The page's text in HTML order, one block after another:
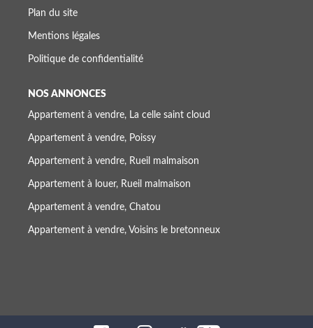
Plan du site
Mentions légales
Politique de confidentialité
NOS ANNONCES
Appartement à vendre, La celle saint cloud
Appartement à vendre, Poissy
Appartement à vendre, Rueil malmaison
Appartement à louer, Rueil malmaison
Appartement à vendre, Chatou
Appartement à vendre, Voisins le bretonneux